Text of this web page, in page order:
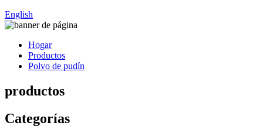
English
Hogar
Productos
Polvo de pudín
productos
Categorías